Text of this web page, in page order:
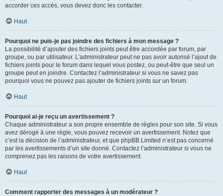
accorder ces accès, vous devez donc les contacter.
Haut
Pourquoi ne puis-je pas joindre des fichiers à mon message ?
La possibilité d’ajouter des fichiers joints peut être accordée par forum, par
groupe, ou par utilisateur. L’administrateur peut ne pas avoir autorisé l’ajout de
fichiers joints pour le forum dans lequel vous postez, ou peut-être que seul un
groupe peut en joindre. Contactez l’administrateur si vous ne savez pas
pourquoi vous ne pouvez pas ajouter de fichiers joints sur un forum.
Haut
Pourquoi ai-je reçu un avertissement ?
Chaque administrateur a son propre ensemble de règles pour son site. Si vous
avez dérogé à une règle, vous pouvez recevoir un avertissement. Notez que
c’est la décision de l’administrateur, et que phpBB Limited n’est pas concerné
par les avertissements d’un site donné. Contactez l’administrateur si vous ne
comprenez pas les raisons de votre avertissement.
Haut
Comment rapporter des messages à un modérateur ?